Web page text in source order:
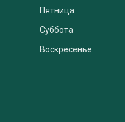
Пятница
Суббота
Воскресенье